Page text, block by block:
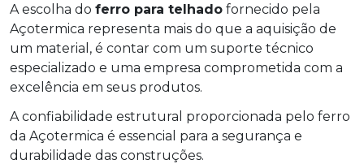
A escolha do ferro para telhado fornecido pela
Açotermica representa mais do que a aquisição de
um material, é contar com um suporte técnico
especializado e uma empresa comprometida com a
excelência em seus produtos.
A confiabilidade estrutural proporcionada pelo ferro
da Açotermica é essencial para a segurança e
durabilidade das construções.